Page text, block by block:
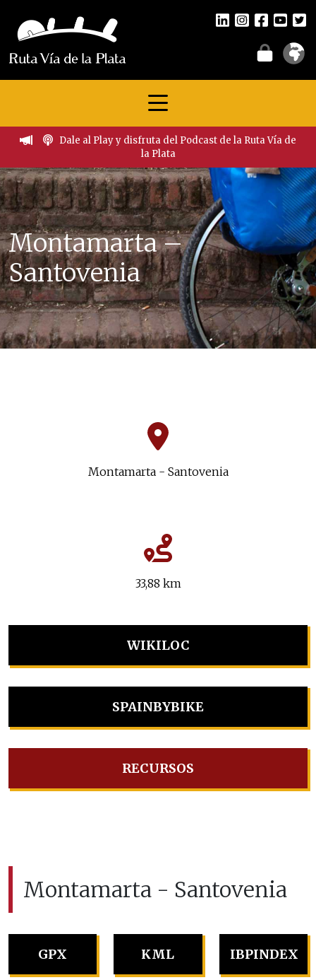
Dale al Play y disfruta del Podcast de la Ruta Vía de
la Plata
Montamarta –
Santovenia
Montamarta - Santovenia
33,88 km
WIKILOC
SPAINBYBIKE
RECURSOS
Montamarta - Santovenia
GPX KML IBPINDEX